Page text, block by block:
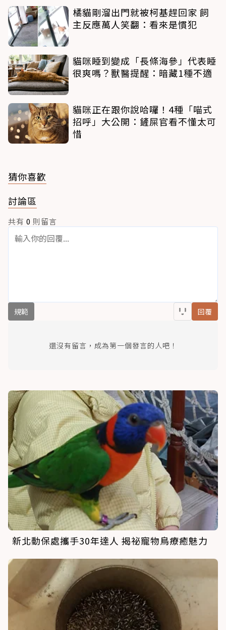
橘貓剛溜出門就被柯基趕回家 飼
主反應萬人笑翻：看來是慣犯
貓咪睡到變成「長條海參」代表睡
很爽嗎？獸醫提醒：暗藏1種不適
貓咪正在跟你說哈囉！4種「喵式
招呼」大公開：鏟屎官看不懂太可
惜
猜你喜歡
討論區
共有 0 則留言
規範 回覆
還沒有留言，成為第一個發言的人吧！
新北動保處攜手30年達人 揭祕寵物鳥療癒魅力